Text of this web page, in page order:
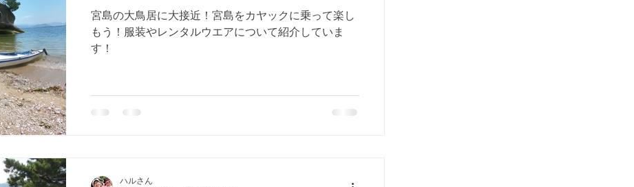
宮島の大鳥居に大接近！宮島をカヤックに乗って楽し
もう！服装やレンタルウエアについて紹介していま
す！
ハルさん